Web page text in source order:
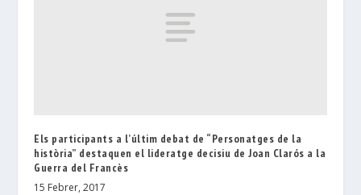
Els participants a l’últim debat de “Personatges de la
història” destaquen el lideratge decisiu de Joan Clarós a la
Guerra del Francès
15 Febrer, 2017